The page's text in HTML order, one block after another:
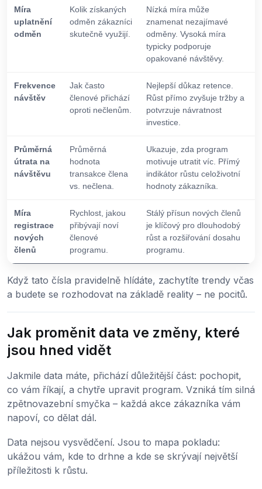
Míra
uplatnění
odměn
Kolik získaných
odměn zákazníci
skutečně využijí.
Nízká míra může
znamenat nezajímavé
odměny. Vysoká míra
typicky podporuje
opakované návštěvy.
Frekvence
návštěv
Jak často
členové přichází
oproti nečlenům.
Nejlepší důkaz retence.
Růst přímo zvyšuje tržby a
potvrzuje návratnost
investice.
Průměrná
útrata na
návštěvu
Průměrná
hodnota
transakce člena
vs. nečlena.
Ukazuje, zda program
motivuje utratit víc. Přímý
indikátor růstu celoživotní
hodnoty zákazníka.
Míra
registrace
nových
členů
Rychlost, jakou
přibývají noví
členové
programu.
Stálý přísun nových členů
je klíčový pro dlouhodobý
růst a rozšiřování dosahu
programu.
Když tato čísla pravidelně hlídáte, zachytíte trendy včas
a budete se rozhodovat na základě reality – ne pocitů.
Jak proměnit data ve změny, které
jsou hned vidět
Jakmile data máte, přichází důležitější část: pochopit,
co vám říkají, a chytře upravit program. Vzniká tím silná
zpětnovazební smyčka – každá akce zákazníka vám
napoví, co dělat dál.
Data nejsou vysvědčení. Jsou to mapa pokladu:
ukážou vám, kde to drhne a kde se skrývají největší
příležitosti k růstu.